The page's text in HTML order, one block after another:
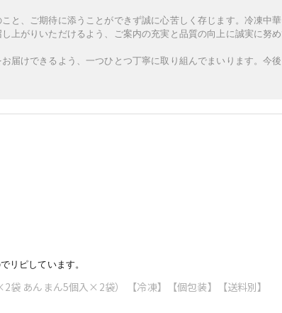
と、ご期待に添うことができず誠に心苦しく存じます。冷凍中
上がりいただけるよう、ご案内の充実と品質の向上に誠実に努め
届けできるよう、一つひとつ丁寧に取り組んでまいります。今
リピしています。
あんまん5個入×2袋） 【冷凍】【個包装】【送料別】